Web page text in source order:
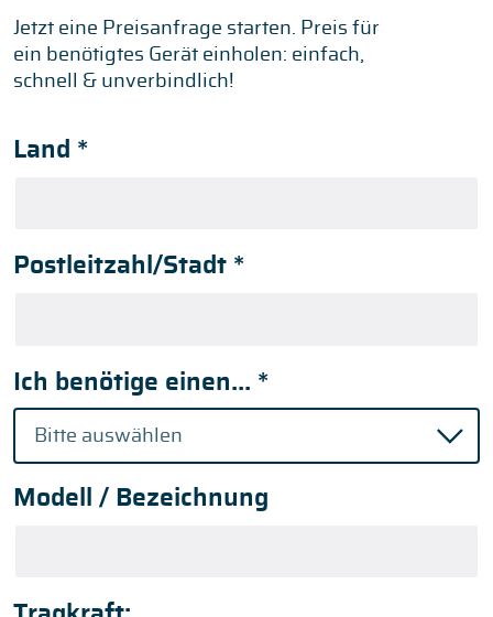
Jetzt eine Preisanfrage starten. Preis für
ein benötigtes Gerät einholen: einfach,
schnell & unverbindlich!
Land *
Postleitzahl/Stadt *
Ich benötige einen... *
Modell / Bezeichnung